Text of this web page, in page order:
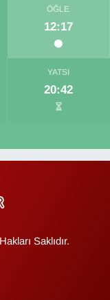
ÖĞLE
12:17
YATSI
20:42
Saklıdır.